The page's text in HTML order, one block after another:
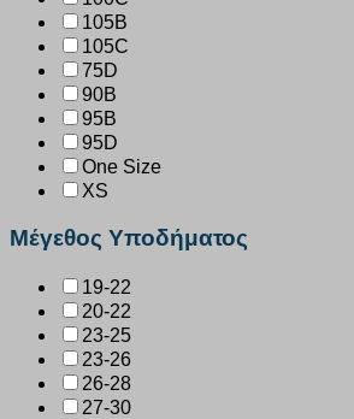
105B
105C
75D
90B
95B
95D
One Size
XS
Μέγεθος Υποδήματος
19-22
20-22
23-25
23-26
26-28
27-30